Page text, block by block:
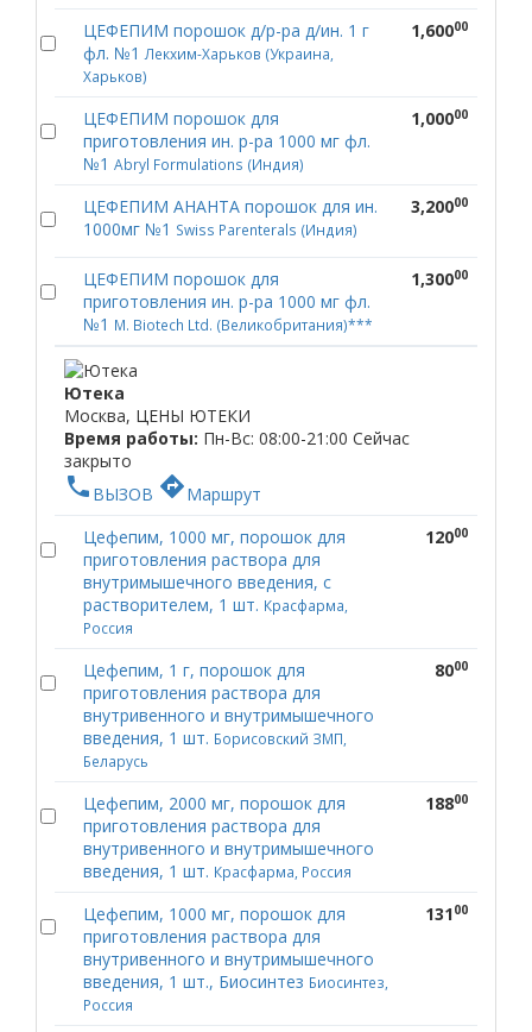
ЦЕФЕПИМ порошок д/р-ра д/ин. 1 г
фл. №1Лекхим-Харьков (Украина,
Харьков)
1,60000
ЦЕФЕПИМ порошок для
приготовления ин. р-ра 1000 мг фл.
№1 Abryl Formulations (Индия)
1,00000
ЦЕФЕПИМ АНАНТА порошок для ин.
1000мг №1 Swiss Parenterals (Индия)
3,20000
ЦЕФЕПИМ порошок для
приготовления ин. р-ра 1000 мг фл.
№1 M. Biotech Ltd. (Великобритания)***
1,30000
Ютека
Москва, ЦЕНЫ ЮТЕКИ
Время работы: Пн-Вс: 08:00-21:00 Сейчас
закрыто
phone ВЫЗОВ directionsМаршрут
Цефепим, 1000 мг, порошок для
приготовления раствора для
внутримышечного введения, с
растворителем, 1 шт. Красфарма,
Россия
12000
Цефепим, 1 г, порошок для
приготовления раствора для
внутривенного и внутримышечного
введения, 1 шт. Борисовский ЗМП,
Беларусь
8000
Цефепим, 2000 мг, порошок для
приготовления раствора для
внутривенного и внутримышечного
введения, 1 шт. Красфарма, Россия
18800
Цефепим, 1000 мг, порошок для
приготовления раствора для
внутривенного и внутримышечного
введения, 1 шт., Биосинтез Биосинтез,
Россия
13100